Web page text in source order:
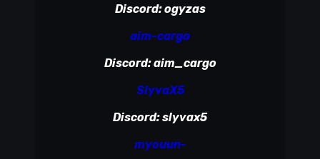
Discord: ogyzas
aim-cargo
Discord: aim_cargo
SlyvaX5
Discord: slyvax5
myouun-